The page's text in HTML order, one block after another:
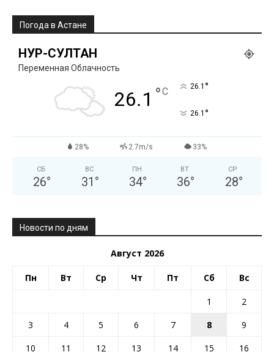
Погода в Астане
НУР-СУЛТАН
Переменная Облачность
26.1 °C 26.1 °
26.1 °
28% 2.7m/s 33%
СБ
26°
ВС
31 °
ПН
34°
ВТ
36°
СР
28°
Новости по дням
Август 2026
Пн Вт Ср Чт Пт Сб Вс
1
2
3
4 5 6 7 8
9
10
11 12 13 14 15
16